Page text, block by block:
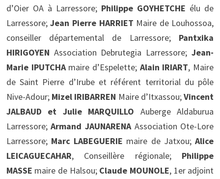
d’Oier OA à Larressore; Philippe GOYHETCHE élu de
Larressore;Jean Pierre HARRIET Maire de Louhossoa,
conseiller départemental de Larressore; Pantxika
HIRIGOYEN Association Debrutegia Larressore;Jean-
Marie IPUTCHAmaire d’Espelette; Alain IRIART, Maire
de Saint Pierre d’Irube et référent territorial du pôle
Nive-Adour; Mizel IRIBARREN Maire d’Itxassou;Vincent
JALBAUD et Julie MARQUILLO Auberge Aldaburua
Larressore;Armand JAUNARENAAssociation Ote-Lore
Larressore; Marc LABEGUERIE maire de Jatxou;Alice
LEICAGUECAHAR, Conseillère régionale; Philippe
MASSE maire de Halsou; Claude MOUNOLE, 1er adjoint